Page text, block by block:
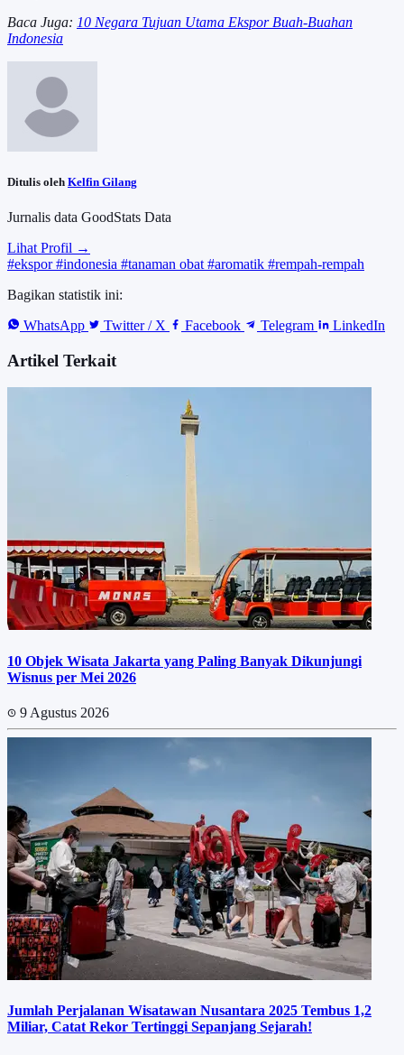
Baca Juga: 10 Negara Tujuan Utama Ekspor Buah-Buahan
Indonesia
Ditulis oleh Kelfin Gilang
Jurnalis data GoodStats Data
Lihat Profil →
#ekspor#indonesia #tanaman obat #aromatik #rempah-rempah
Bagikan statistik ini:
WhatsApp
Twitter / X Facebook Telegram LinkedIn
Artikel Terkait
10 Objek Wisata Jakarta yang Paling Banyak Dikunjungi
Wisnus per Mei 2026
9 Agustus 2026
Jumlah Perjalanan Wisatawan Nusantara 2025 Tembus 1,2
Miliar, Catat Rekor Tertinggi Sepanjang Sejarah!